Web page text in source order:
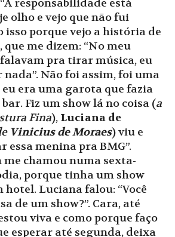
responsabilidade está
olho e vejo que não fui
isso porque vejo a história de
me dizem: “No meu
pra tirar música, eu
Não foi assim, foi uma
eu era uma garota que fazia
Fiz um show lá no coisa (a
Fina), Luciana de
Vinicius de Moraes) viu e
essa menina pra BMG”.
me chamou numa sexta-
porque tinha um show
hotel. Luciana falou: “Você
de um show?”. Cara, até
viva e como porque faço
esperar até segunda, deixa